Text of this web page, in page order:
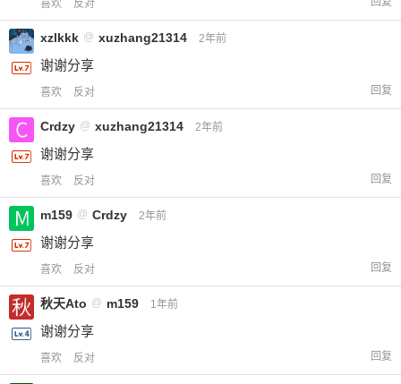
立刻支付
喜欢 反对
xzlkkk @ xuzhang21314 2年前
谢谢分享
喜欢 反对 回复
Crdzy @ xuzhang21314 2年前
谢谢分享
喜欢 反对 回复
m159 @ Crdzy 2年前
谢谢分享
喜欢 反对 回复
秋天Ato @ m159 1年前
谢谢分享
喜欢 反对 回复
限。
忘记密码？找回